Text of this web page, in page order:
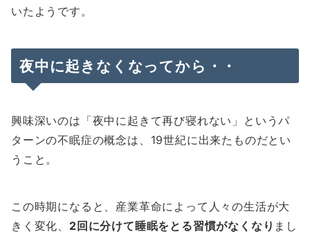
いたようです。
夜中に起きなくなってから・・
興味深いのは「夜中に起きて再び寝れない」というパ
ターンの不眠症の概念は、19世紀に出来たものだとい
うこと。
この時期になると、産業革命によって人々の生活が大
きく変化、 2回に分けて睡眠をとる習慣がなくなり まし